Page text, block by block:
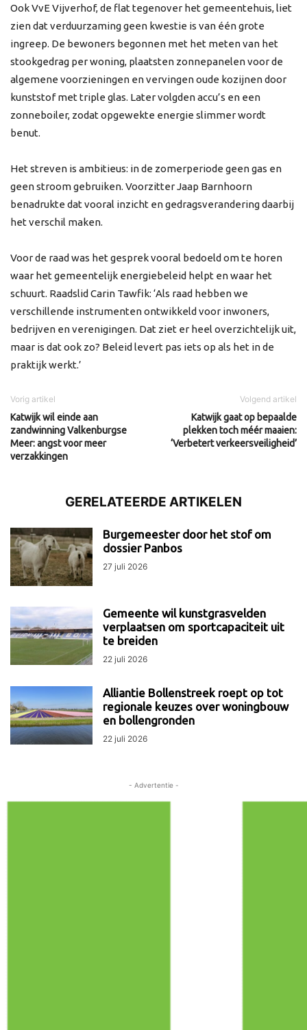
Ook VvE Vijverhof, de flat tegenover het gemeentehuis, liet
zien dat verduurzaming geen kwestie is van één grote
ingreep. De bewoners begonnen met het meten van het
stookgedrag per woning, plaatsten zonnepanelen voor de
algemene voorzieningen en vervingen oude kozijnen door
kunststof met triple glas. Later volgden accu’s en een
zonneboiler, zodat opgewekte energie slimmer wordt
benut.
Het streven is ambitieus: in de zomerperiode geen gas en
geen stroom gebruiken. Voorzitter Jaap Barnhoorn
benadrukte dat vooral inzicht en gedragsverandering daarbij
het verschil maken.
Voor de raad was het gesprek vooral bedoeld om te horen
waar het gemeentelijk energiebeleid helpt en waar het
schuurt. Raadslid Carin Tawfik: ‘Als raad hebben we
verschillende instrumenten ontwikkeld voor inwoners,
bedrijven en verenigingen. Dat ziet er heel overzichtelijk uit,
maar is dat ook zo? Beleid levert pas iets op als het in de
praktijk werkt.’
Vorig artikel
Katwijk wil einde aan
zandwinning Valkenburgse
Meer: angst voor meer
verzakkingen
Volgend artikel
Katwijk gaat op bepaalde
plekken toch méér maaien:
‘Verbetert verkeersveiligheid’
GERELATEERDE ARTIKELEN
Burgemeester door het stof om
dossier Panbos
27 juli 2026
Gemeente wil kunstgrasvelden
verplaatsen om sportcapaciteit uit
te breiden
22 juli 2026
Alliantie Bollenstreek roept op tot
regionale keuzes over woningbouw
en bollengronden
22 juli 2026
- Advertentie -